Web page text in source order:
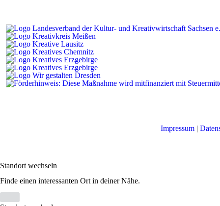
Impressum |
Standort wechseln
Finde einen interessanten Ort in deiner Nähe.